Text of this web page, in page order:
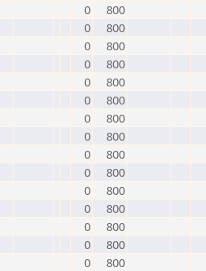
0
800
0
800
0
800
0
800
0
800
0
800
0
800
0
800
0
800
0
800
0
800
0
800
0
800
0
800
0
800